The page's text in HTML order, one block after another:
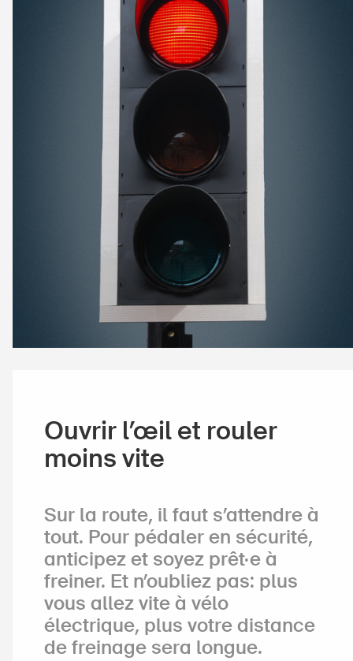
Ouvrir l’œil et rouler
moins vite
Sur la route, il faut s’attendre à
tout. Pour pédaler en sécurité,
anticipez et soyez prêt·e à
freiner. Et n’oubliez pas: plus
vous allez vite à vélo
électrique, plus votre distance
de freinage sera longue.